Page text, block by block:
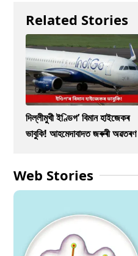
Related Stories
দিল্লীমুখী ইণ্ডিগ’ বিমান হাইজেকৰ
ভাবুকি! আহমেদাবাদত জৰুৰী অৱতৰণ
Web Stories